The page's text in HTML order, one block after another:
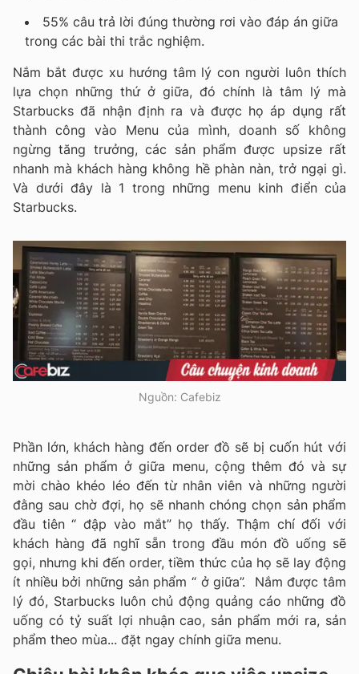
55% câu trả lời đúng thường rơi vào đáp án giữa
trong các bài thi trắc nghiệm.
Nắm bắt được xu hướng tâm lý con người luôn thích
lựa chọn những thứ ở giữa, đó chính là tâm lý mà
Starbucks đã nhận định ra và được họ áp dụng rất
thành công vào Menu của mình, doanh số không
ngừng tăng trưởng, các sản phẩm được upsize rất
nhanh mà khách hàng không hề phàn nàn, trở ngại gì.
Và dưới đây là 1 trong những menu kinh điển của
Starbucks.
Nguồn: Cafebiz
Phần lớn, khách hàng đến order đồ sẽ bị cuốn hút với
những sản phẩm ở giữa menu, cộng thêm đó và sự
mời chào khéo léo đến từ nhân viên và những người
đằng sau chờ đợi, họ sẽ nhanh chóng chọn sản phẩm
đầu tiên “ đập vào mắt” họ thấy. Thậm chí đối với
khách hàng đã nghĩ sẵn trong đầu món đồ uống sẽ
gọi, nhưng khi đến order, tiềm thức của họ sẽ lay động
ít nhiều bởi những sản phẩm “ ở giữa”. Nắm được tâm
lý đó, Starbucks luôn chủ động quảng cáo những đồ
uống có tỷ suất lợi nhuận cao, sản phẩm mới ra, sản
phẩm theo mùa... đặt ngay chính giữa menu.